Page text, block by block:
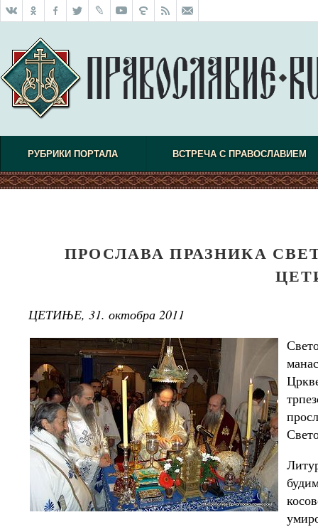
РУБРИКИ ПОРТАЛА ВСТРЕЧА С ПРАВОСЛАВИЕМ
ПРОСЛАВА ПРАЗНИКА
ЦЕТИЊЕ, 31. октобра 2011